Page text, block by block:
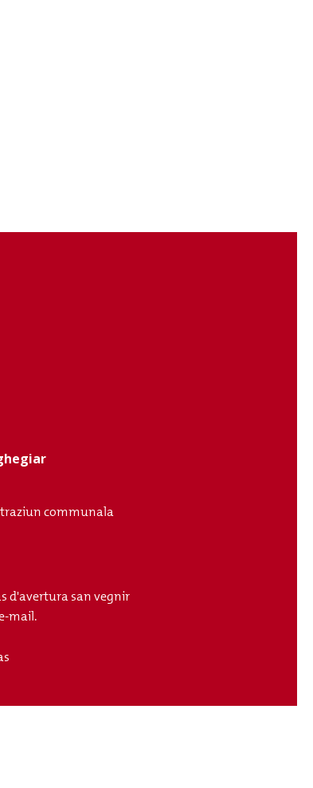
communala
d'avertura san vegnir
mail.